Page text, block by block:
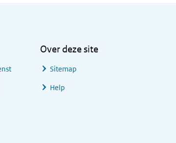
Over deze site
Sitemap
Help